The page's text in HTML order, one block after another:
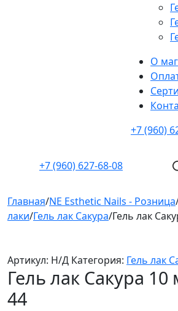
О
+7 (960)
+7 (960) 627-68-08
Главная/NE Esthetic Nails - Розница
лаки/Гель лак Сакура/Гель лак
Артикул: Н/Д Категория: Гель лак
Гель лак Сакура
44